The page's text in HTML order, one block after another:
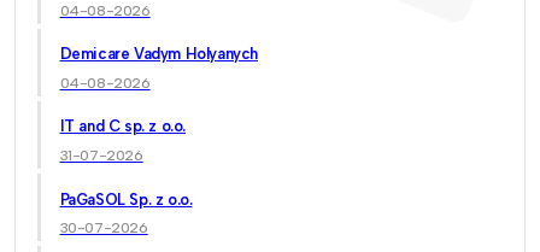
04-08-2026
Demicare Vadym Holyanych
04-08-2026
IT and C sp. z o.o.
31-07-2026
PaGaSOL Sp. z o.o.
30-07-2026